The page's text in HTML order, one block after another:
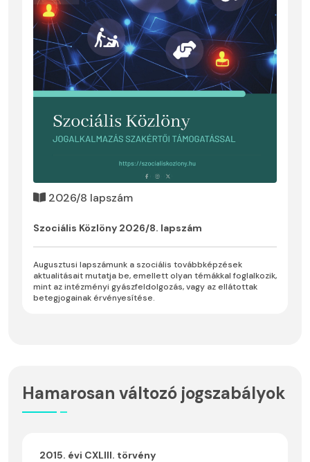
2026/8 lapszám
Szociális Közlöny 2026/8. lapszám
Augusztusi lapszámunk a szociális továbbképzések
aktualitásait mutatja be, emellett olyan témákkal foglalkozik,
mint az intézményi gyászfeldolgozás, vagy az ellátottak
betegjogainak érvényesítése.
Hamarosan változó jogszabályok
2015. évi CXLIII. törvény